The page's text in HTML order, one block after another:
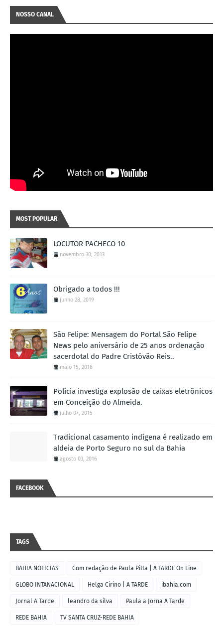
NOSSO CANAL
MOST POPULAR
LOCUTOR PACHECO 10
novembro 30, 2013
Obrigado a todos !!!
junho 28, 2019
São Felipe: Mensagem do Portal São Felipe
News pelo aniversário de 25 anos ordenação
sacerdotal do Padre Cristóvão Reis..
maio 15, 2016
Polícia investiga explosão de caixas eletrônicos
em Conceição do Almeida.
julho 07, 2015
Tradicional casamento indígena é realizado em
aldeia de Porto Seguro no sul da Bahia
agosto 03, 2016
FACEBOOK
TAGS
BAHIA NOTICIAS Com redação de Paula Pitta | A TARDE On Line
GLOBO INTANACIONAL Helga Cirino | A TARDE ibahia.com
Jornal A Tarde leandro da silva Paula a Jorna A Tarde
REDE BAHIA TV SANTA CRUZ-REDE BAHIA